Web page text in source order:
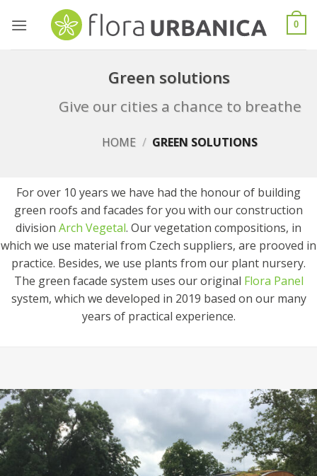
0
Green solutions
Give our cities a chance to breathe
HOME / GREEN SOLUTIONS
For over 10 years we have had the honour of building
green roofs and facades for you with our construction
division Arch Vegetal. Our vegetation compositions, in
which we use material from Czech suppliers, are prooved in
practice. Besides, we use plants from our plant nursery.
The green facade system uses our original Flora Panel
system, which we developed in 2019 based on our many
years of practical experience.